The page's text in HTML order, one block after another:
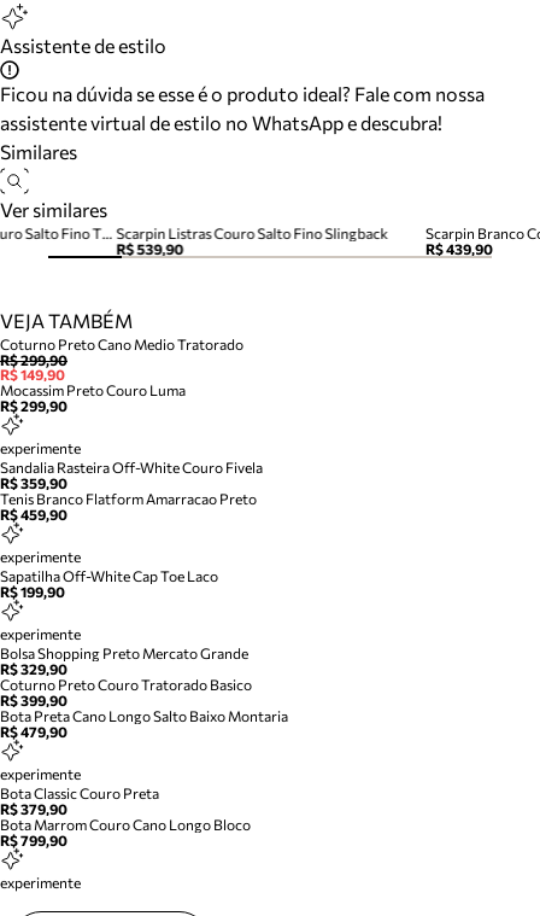
Assistente de estilo
Ficou na dúvida se esse é o produto ideal? Fale com nossa
assistente virtual de estilo no WhatsApp e descubra!
Similares
Ver similares
Scarpin Listras Couro Salto Fino Slingback
R$ 539,90
Scarpin Branco
R$ 439,90
Tamanco Thong Off White Couro Salto Fino Tira Dedo
VEJA TAMBÉM
Coturno Preto Cano Medio Tratorado
R$ 299,90
R$ 149,90
Mocassim Preto Couro Luma
R$ 299,90
experimente
Sandalia Rasteira Off-White Couro Fivela
R$ 359,90
Tenis Branco Flatform Amarracao Preto
R$ 459,90
experimente
Sapatilha Off-White Cap Toe Laco
R$ 199,90
experimente
Bolsa Shopping Preto Mercato Grande
R$ 329,90
Coturno Preto Couro Tratorado Basico
R$ 399,90
Bota Preta Cano Longo Salto Baixo Montaria
R$ 479,90
experimente
Bota Classic Couro Preta
R$ 379,90
Bota Marrom Couro Cano Longo Bloco
R$ 799,90
experimente